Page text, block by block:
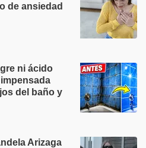
de ansiedad
ni ácido
del baño y
Arizaga